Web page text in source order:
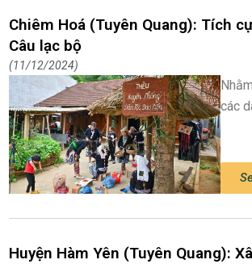
Chiêm Hoá (Tuyên Quang): Tích
Câu lạc bộ
11/12/2024
các
Huyện Hàm Yên (Tuyên Quang):